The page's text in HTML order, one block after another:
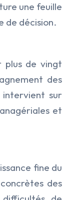
une feuille
de décision.
plus de vingt
des
intervient sur
et
fine du
des
& Logistique